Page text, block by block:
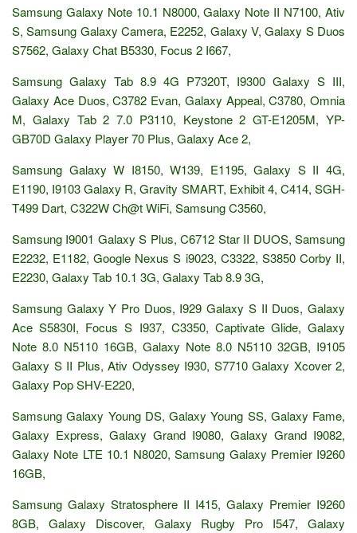
Samsung Galaxy Note 10.1 N8000, Galaxy Note II N7100, Ativ
S, Samsung Galaxy Camera, E2252, Galaxy V, Galaxy S Duos
S7562, Galaxy Chat B5330, Focus 2 I667,
Samsung Galaxy Tab 8.9 4G P7320T, I9300 Galaxy S III,
Galaxy Ace Duos, C3782 Evan, Galaxy Appeal, C3780, Omnia
M, Galaxy Tab 2 7.0 P3110, Keystone 2 GT-E1205M, YP-
GB70D Galaxy Player 70 Plus, Galaxy Ace 2,
Samsung Galaxy W I8150, W139, E1195, Galaxy S II 4G,
E1190, I9103 Galaxy R, Gravity SMART, Exhibit 4, C414, SGH-
T499 Dart, C322W Ch@t WiFi, Samsung C3560,
Samsung I9001 Galaxy S Plus, C6712 Star II DUOS, Samsung
E2232, E1182, Google Nexus S i9023, C3322, S3850 Corby II,
E2230, Galaxy Tab 10.1 3G, Galaxy Tab 8.9 3G,
Samsung Galaxy Y Pro Duos, I929 Galaxy S II Duos, Galaxy
Ace S5830I, Focus S I937, C3350, Captivate Glide, Galaxy
Note 8.0 N5110 16GB, Galaxy Note 8.0 N5110 32GB, I9105
Galaxy S II Plus, Ativ Odyssey I930, S7710 Galaxy Xcover 2,
Galaxy Pop SHV-E220,
Samsung Galaxy Young DS, Galaxy Young SS, Galaxy Fame,
Galaxy Express, Galaxy Grand I9080, Galaxy Grand I9082,
Galaxy Note LTE 10.1 N8020, Samsung Galaxy Premier I9260
16GB,
Samsung Galaxy Stratosphere II I415, Galaxy Premier I9260
8GB, Galaxy Discover, Galaxy Rugby Pro I547, Galaxy